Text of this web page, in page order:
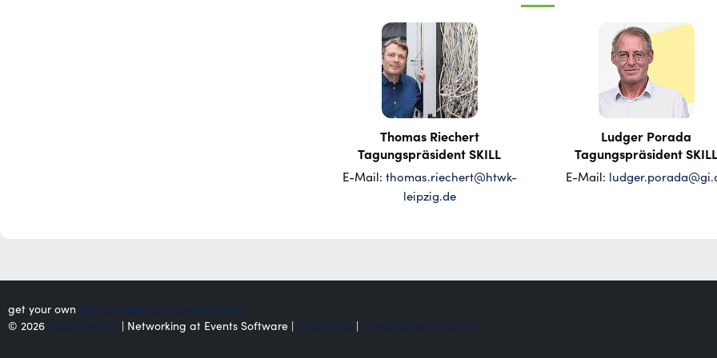
Thomas Riechert
Tagungspräsident SKILL
E-Mail: thomas.riechert@htwk-
leipzig.de
Ludger Porada
Tagungspräsident SKILL
E-Mail:
get your own b2b business networking system
© 2026 converve.com | Networking at Events Software | Impressum | Datenschutzerklärung